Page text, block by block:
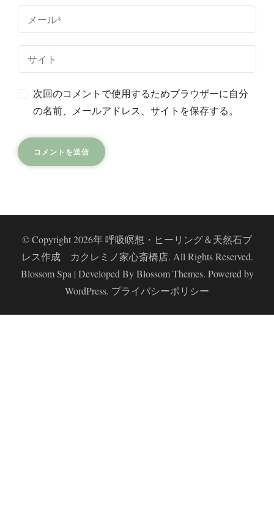
カク
レミ
次回のコメントで使用するためブラウザーに自分
の名前、メールアドレス、サイトを保存する。
© Copyright 2026年呼吸瞑想・ヒーリング＆天然石ブ
レス作成 カクレミノ家心斎橋店. All Rights Reserved.
Blossom Spa | Developed ByBlossom Themes. Powered by
WordPress. プライバシーポリシー